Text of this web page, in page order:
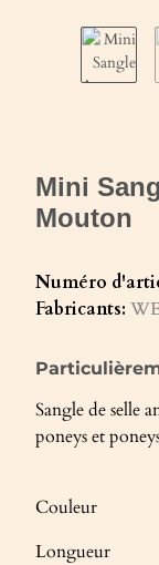
Mini
Mouton
Numéro
Fabricants:
Sangle de selle
poneys et
Couleur
Longueur